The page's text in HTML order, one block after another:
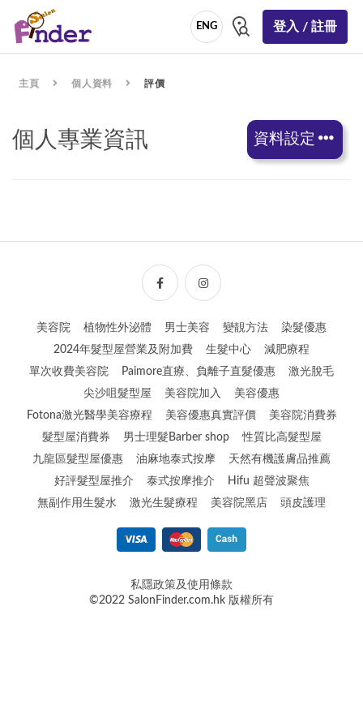
ENG 登入 / 註冊
主頁 個人資料 評價
個人專業資訊 資料設定
美容院 植物性外泌體 男士美容 變靚方法
染髮優惠
2024年髮型屋營業及附加費
生髮中心
減肥療程
單次收費美容院
Paimore直療、負離子直髮優惠
激光脫毛
尖沙咀髮型屋
美容院加入
美容優惠
Fotona激光醫學美容療程
美容優惠真實評價
美容院消費券
髮型屋消費券
男士理髮Barber shop
性質比高髮型屋
九龍區髮型屋優惠
油麻地泰式按摩
天然有機護膚品推薦
好評髮型屋推介
泰式按摩推介
Hifu 超聲波聚焦
無副作用生髮水
激光生髮療程 美容院黑店 頭皮護理
私隱政策及使用條款
©2022 SalonFinder.com.hk 版權所有